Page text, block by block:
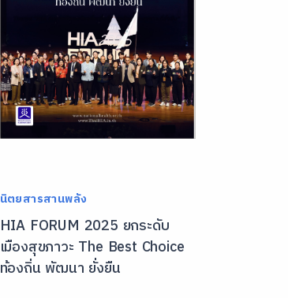
นิตยสารสานพลัง
HIA FORUM 2025 ยกระดับ
เมืองสุขภาวะ The Best Choice
ท้องถิ่น พัฒนา ยั่งยืน